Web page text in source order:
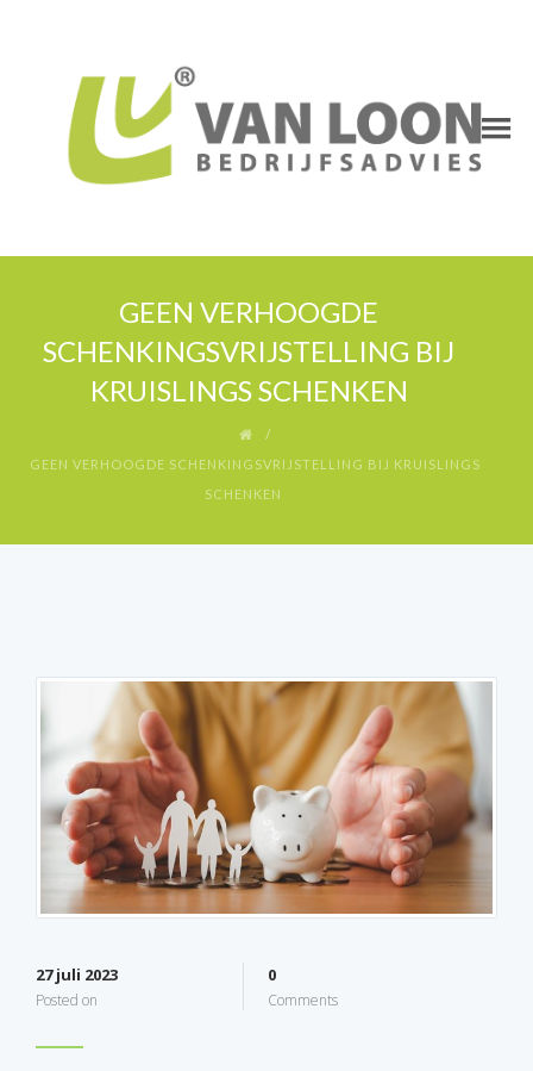
GEEN VERHOOGDE
SCHENKINGSVRIJSTELLING BIJ
KRUISLINGS SCHENKEN
GEEN VERHOOGDE SCHENKINGSVRIJSTELLING BIJ KRUISLINGS
SCHENKEN
27 juli 2023
Posted on
0
Comments